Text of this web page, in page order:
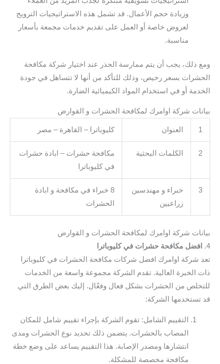
وزيادة حجم الأعمال. قد تشمل هذه الاستراتيجيات الترويج
لعروض خاصة أو العمل على تقديم خدمات مجمعة بأسعار
مناسبة.
ومع ذلك، يجب أن يتم ممارسة الحذر عند اختيار شركة مكافحة
الحشرات بسعر رخيص، وذلك للتأكد من أنها لا تتساهل في جودة
الخدمة أو في استخدام المواد الكيميائية الضارة.
بيانات شركة اوامرك لمكافحة الحشرات و القوارض
1 العنوان كليوباترا – القاهرة – مصر
2 الكلمات البحثية
مكافحة حشرات – ابادة حشرات
في كليوباترا
3
خبراء و مهندسين
زراعيين
8 خبراء في مكافحة و ابادة
الحشرات
بيانات شركة اوامرك لمكافحة الحشرات و القوارض
4.
افضل مكافحة حشرات في كليوباترا
تعد شركة اوامرك افضل شركات مكافحة الحشرات في كليوباترا
ذات الخبرة العالية. تقدم الشركة مجموعة واسعة من الخدمات
للتخلص من الحشرات بشكل فعال وفعّال. إليك بعض الطرق التي
قد تستخدمها الشركة:
التقييم الشامل: تقوم الشركة بإجراء تقييم شامل للمكان
المصاب بالحشرات. يتضمن ذلك تحديد نوع الحشرات ومدى
انتشارها ومصدر الإصابة. هذا التقييم يساعد على وضع خطة
مكافحة مخصصة للمشكلة.